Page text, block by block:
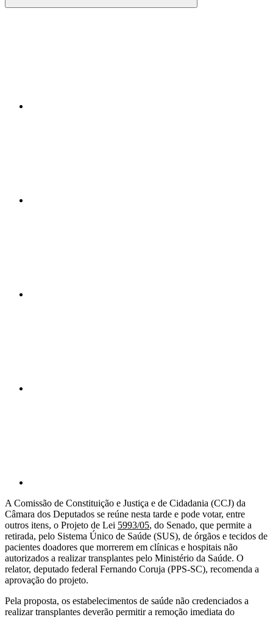
Compartilhar
A Comissão de Constituição e Justiça e de Cidadania (CCJ) da
Câmara dos Deputados se reúne nesta tarde e pode votar, entre
outros itens, o Projeto de Lei 5993/05, do Senado, que permite a
retirada, pelo Sistema Único de Saúde (SUS), de órgãos e tecidos de
pacientes doadores que morrerem em clínicas e hospitais não
autorizados a realizar transplantes pelo Ministério da Saúde. O
relator, deputado federal Fernando Coruja (PPS-SC), recomenda a
aprovação do projeto.
Pela proposta, os estabelecimentos de saúde não credenciados a
realizar transplantes deverão permitir a remoção imediata do